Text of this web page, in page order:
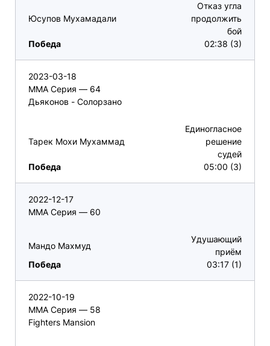
Юсупов Мухамадали
Победа
Отказ угла
продолжить
бой
02:38 (3)
2023-03-18
ММА Серия — 64
Дьяконов - Солорзано
Тарек Мохи Мухаммад
Победа
Единогласное
решение
судей
05:00 (3)
2022-12-17
ММА Серия — 60
Мандо Махмуд
Победа
Удушающий
приём
03:17 (1)
2022-10-19
ММА Серия — 58
Fighters Mansion